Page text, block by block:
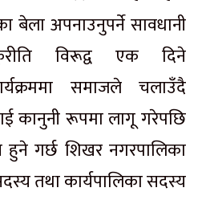
बेला अपनाउनुपर्ने सावधानी
विरूद्व एक दिने
समाजले चलाउँदै
कानुनी रूपमा लागू गरेपछि
हुने गर्छ शिखर नगरपालिका
तथा कार्यपालिका सदस्य